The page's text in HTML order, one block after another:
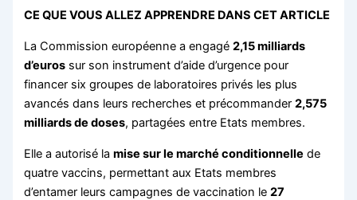
CE QUE VOUS ALLEZ APPRENDRE DANS CET ARTICLE
La Commission européenne a engagé2,15 milliards
d’euros sur son instrument d’aide d’urgence pour
financer six groupes de laboratoires privés les plus
avancés dans leurs recherches et précommander2,575
milliards de doses, partagées entre Etats membres.
Elle a autorisé lamise sur le marché conditionnelle de
quatre vaccins, permettant aux Etats membres
d’entamer leurs campagnes de vaccination le27